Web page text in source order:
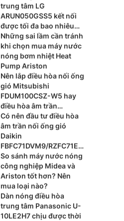
trung tâm LG
ARUN050GSS5 kết nối
được tối đa bao nhiêu
dàn lạnh?
Những sai lầm cần tránh
khi chọn mua máy nước
nóng bơm nhiệt Heat
Pump Ariston
Nên lắp điều hòa nối ống
gió Mitsubishi
FDUM100CSZ-W5 hay
điều hòa âm trần
Mitsubishi FDT100CNZ-
W5 cho phòng khách?
Có nên đầu tư điều hòa
âm trần nối ống gió
Daikin
FBFC71DVM9/RZFC71EV
M cho xu hướng nội thất
cao cấp?
So sánh máy nước nóng
công nghiệp Midea và
Ariston tốt hơn? Nên
mua loại nào?
Dàn nóng điều hòa
trung tâm Panasonic U-
10LE2H7 chịu được thời